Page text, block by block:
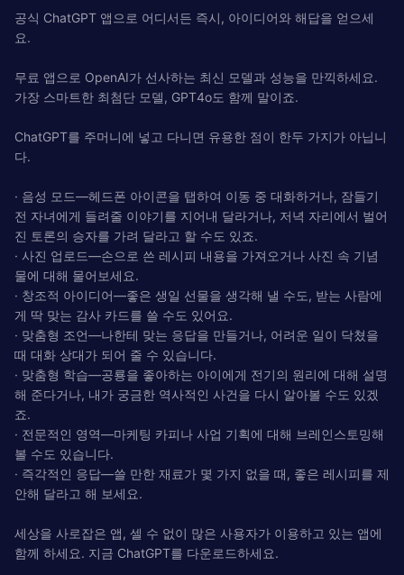
공식 ChatGPT 앱으로 어디서든 즉시, 아이디어와 해답을 얻으세
요.
무료 앱으로 OpenAI가 선사하는 최신 모델과 성능을 만끽하세요.
가장 스마트한 최첨단 모델, GPT4o도 함께 말이죠.
ChatGPT를 주머니에 넣고 다니면 유용한 점이 한두 가지가 아닙니
다.
· 음성 모드—헤드폰 아이콘을 탭하여 이동 중 대화하거나, 잠들기
전 자녀에게 들려줄 이야기를 지어내 달라거나, 저녁 자리에서 벌어
진 토론의 승자를 가려 달라고 할 수도 있죠.
· 사진 업로드—손으로 쓴 레시피 내용을 가져오거나 사진 속 기념
물에 대해 물어보세요.
· 창조적 아이디어—좋은 생일 선물을 생각해 낼 수도, 받는 사람에
게 딱 맞는 감사 카드를 쓸 수도 있어요.
· 맞춤형 조언—나한테 맞는 응답을 만들거나, 어려운 일이 닥쳤을
때 대화 상대가 되어 줄 수 있습니다.
· 맞춤형 학습—공룡을 좋아하는 아이에게 전기의 원리에 대해 설명
해 준다거나, 내가 궁금한 역사적인 사건을 다시 알아볼 수도 있겠
죠.
· 전문적인 영역—마케팅 카피나 사업 기획에 대해 브레인스토밍해
볼 수도 있습니다.
· 즉각적인 응답—쓸 만한 재료가 몇 가지 없을 때, 좋은 레시피를 제
안해 달라고 해 보세요.
세상을 사로잡은 앱, 셀 수 없이 많은 사용자가 이용하고 있는 앱에
함께 하세요. 지금 ChatGPT를 다운로드하세요.